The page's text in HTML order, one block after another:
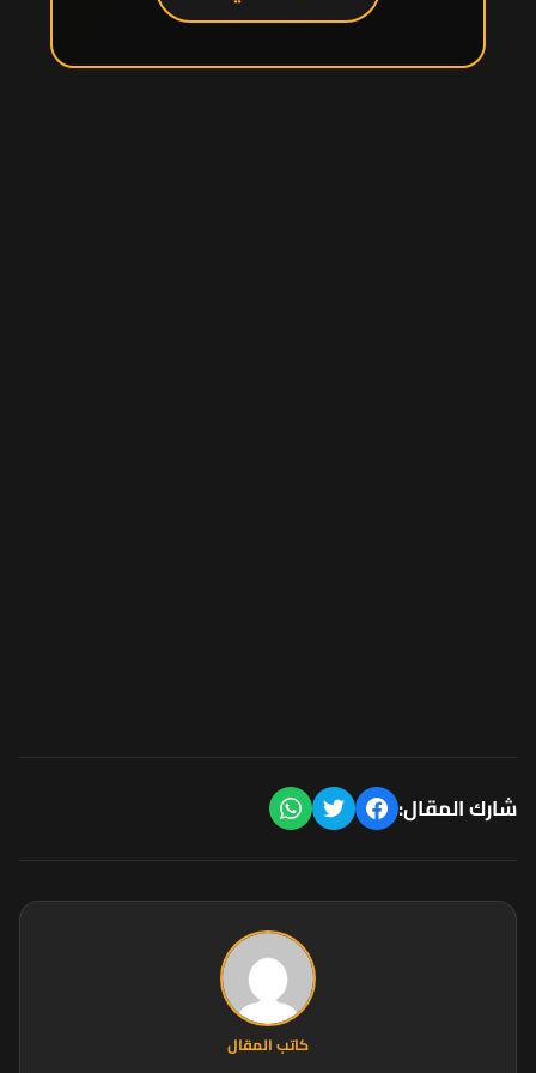
شارك المقال:
كاتب المقال